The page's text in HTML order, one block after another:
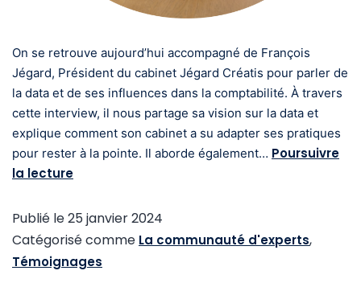
On se retrouve aujourd’hui accompagné de François
Jégard, Président du cabinet Jégard Créatis pour parler de
la data et de ses influences dans la comptabilité. À travers
cette interview, il nous partage sa vision sur la data et
explique comment son cabinet a su adapter ses pratiques
pour rester à la pointe. Il aborde également… Poursuivre
la lecture
Publié le25 janvier 2024
Catégorisé comme La communauté d'experts,
Témoignages